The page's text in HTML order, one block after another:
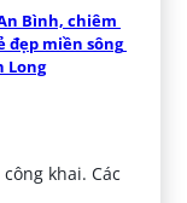
Bình, chiêm
đẹp miền sông
Long
khai. Các